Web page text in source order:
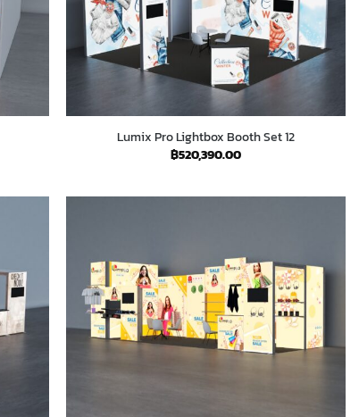
Lumix Pro Lightbox Booth Set 12
฿520,390.00